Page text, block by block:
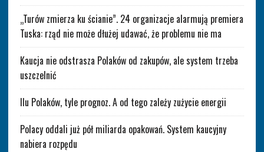
„Turów zmierza ku ścianie”. 24 organizacje alarmują premiera
Tuska: rząd nie może dłużej udawać, że problemu nie ma
Kaucja nie odstrasza Polaków od zakupów, ale system trzeba
uszczelnić
Ilu Polaków, tyle prognoz. A od tego zależy zużycie energii
Polacy oddali już pół miliarda opakowań. System kaucyjny
nabiera rozpędu